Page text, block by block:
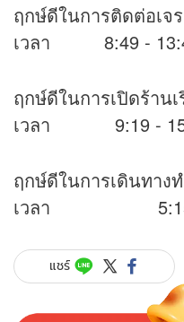
ฤกษ์ดีในการติดต่อเจ
เวลา 8:49 -
ฤกษ์ดีในการเปิดร้าน
เวลา 9:19 -
ฤกษ์ดีในการเดินทาง
เวลา 5:15 -
แชร์